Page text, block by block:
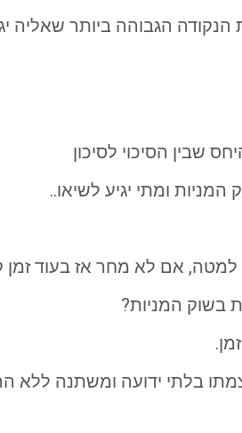
הנקודה הגבוהה ביותר שאליה
שבין הסיכוי לסיכון
ומתי יגיע לשיאו..
אם לא מחר אז בעוד
בשוק המניות?
ה-90 או משנת 1931 או אף מתאריך קודם), עצמתו בלתי ידועה